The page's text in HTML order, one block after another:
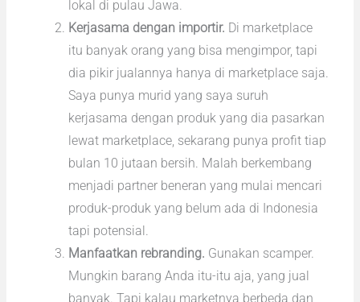
lokal di pulau Jawa.
Kerjasama dengan importir. Di marketplace
itu banyak orang yang bisa mengimpor, tapi
dia pikir jualannya hanya di marketplace saja.
Saya punya murid yang saya suruh
kerjasama dengan produk yang dia pasarkan
lewat marketplace, sekarang punya profit tiap
bulan 10 jutaan bersih. Malah berkembang
menjadi partner beneran yang mulai mencari
produk-produk yang belum ada di Indonesia
tapi potensial.
Manfaatkan rebranding. Gunakan scamper.
Mungkin barang Anda itu-itu aja, yang jual